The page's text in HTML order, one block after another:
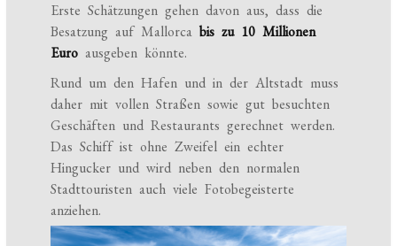
Erste Schätzungen gehen davon aus, dass die
Besatzung auf Mallorcabis zu 10 Millionen
Euro ausgeben könnte.
Rund um den Hafen und in der Altstadt muss
daher mit vollen Straßen sowie gut besuchten
Geschäften und Restaurants gerechnet werden.
Das Schiff ist ohne Zweifel ein echter
Hingucker und wird neben den normalen
Stadttouristen auch viele Fotobegeisterte
anziehen.